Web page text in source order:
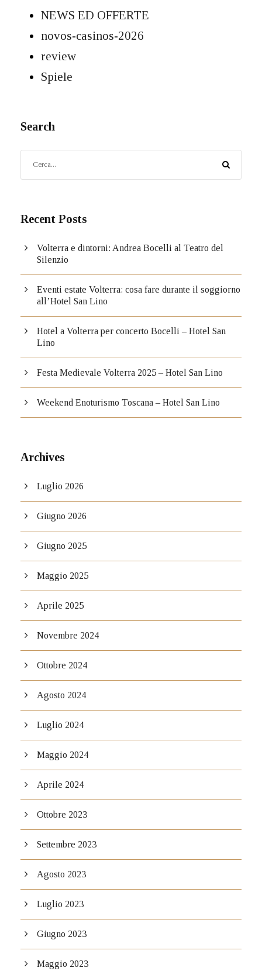
NEWS ED OFFERTE
novos-casinos-2026
review
Spiele
Search
Recent Posts
Volterra e dintorni: Andrea Bocelli al Teatro del
Silenzio
Eventi estate Volterra: cosa fare durante il soggiorno
all’Hotel San Lino
Hotel a Volterra per concerto Bocelli – Hotel San
Lino
Festa Medievale Volterra 2025 – Hotel San Lino
Weekend Enoturismo Toscana – Hotel San Lino
Archives
Luglio 2026
Giugno 2026
Giugno 2025
Maggio 2025
Aprile 2025
Novembre 2024
Ottobre 2024
Agosto 2024
Luglio 2024
Maggio 2024
Aprile 2024
Ottobre 2023
Settembre 2023
Agosto 2023
Luglio 2023
Giugno 2023
Maggio 2023